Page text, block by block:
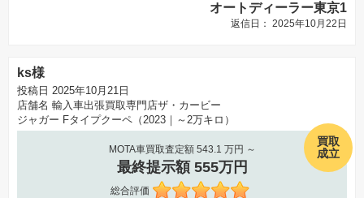
オートディーラー東京1
返信日： 2025年10月22日
ks様
投稿日 2025年10月21日
店舗名 輸入車出張買取専門店ザ・カービー
ジャガー Fタイプクーペ（2023｜～2万キロ）
買取
成立
MOTA車買取査定額 543.1 万円 ～
最終提示額 555万円
総合評価